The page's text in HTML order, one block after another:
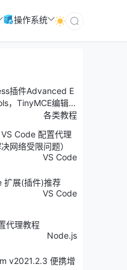
操作系统
插件Advanced E
，TinyMCE编辑器
各类教程
Code 配置代理
网络受限问题）
VS Code
扩展(插件)推荐
VS Code
代理教程
Node.js
v2021.2.3 便携增